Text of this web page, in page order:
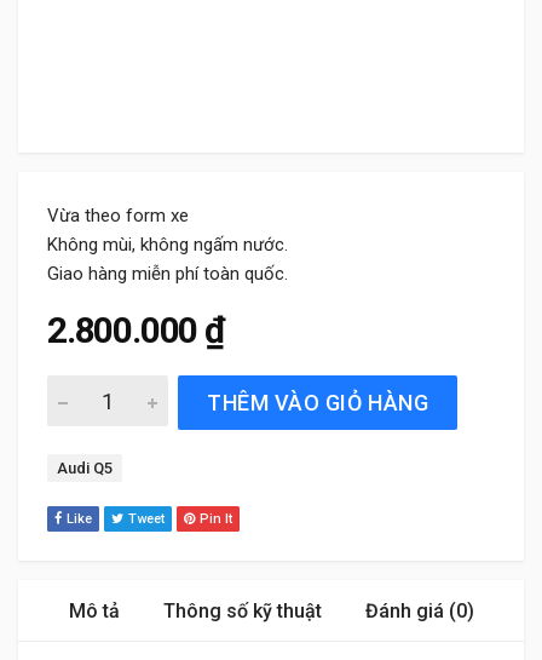
Vừa theo form xe
Không mùi, không ngấm nước.
Giao hàng miễn phí toàn quốc.
2.800.000 ₫
Lót Cốp Xe Audi Q5 (2017 đến 2026) Thương Hiệu 3W
THÊM VÀO GIỎ HÀNG
Tag:
Audi Q5
Like Tweet Pin It
Mô tả Thông số kỹ thuật Đánh giá (0)